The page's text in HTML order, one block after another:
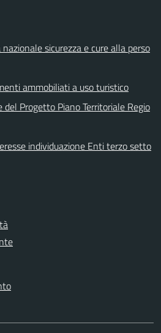
sicurezza e cure alla perso
ammobiliati a uso turistico
del Progetto Piano Territoriale Regio
individuazione Enti terzo setto